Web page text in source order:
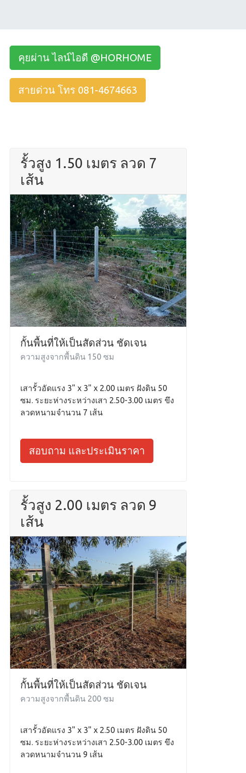
คุยผ่าน ไลน์ไอดี @HORHOME
สายด่วน โทร 081-4674663
รั้วสูง 1.50 เมตร ลวด 7
เส้น
กั้นพื้นที่ให้เป็นสัดส่วน ชัดเจน
ความสูงจากพื้นดิน 150 ซม
เสารั้วอัดแรง 3" x 3" x 2.00 เมตร ฝังดิน 50
ซม. ระยะห่างระหว่างเสา 2.50-3.00 เมตร ขึง
ลวดหนามจำนวน 7 เส้น
สอบถาม และประเมินราคา
รั้วสูง 2.00 เมตร ลวด 9
เส้น
กั้นพื้นที่ให้เป็นสัดส่วน ชัดเจน
ความสูงจากพื้นดิน 200 ซม
เสารั้วอัดแรง 3" x 3" x 2.50 เมตร ฝังดิน 50
ซม. ระยะห่างระหว่างเสา 2.50-3.00 เมตร ขึง
ลวดหนามจำนวน 9 เส้น